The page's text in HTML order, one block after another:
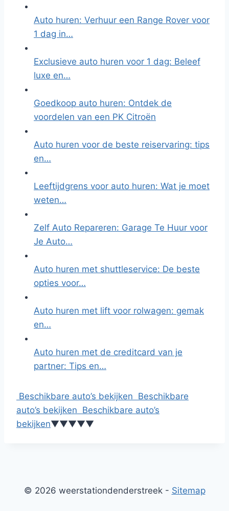
Auto huren: Verhuur een Range Rover voor
1 dag in…
Exclusieve auto huren voor 1 dag: Beleef
luxe en…
Goedkoop auto huren: Ontdek de
voordelen van een PK Citroën
Auto huren voor de beste reiservaring: tips
en…
Leeftijdgrens voor auto huren: Wat je moet
weten…
Zelf Auto Repareren: Garage Te Huur voor
Je Auto…
Auto huren met shuttleservice: De beste
opties voor…
Auto huren met lift voor rolwagen: gemak
en…
Auto huren met de creditcard van je
partner: Tips en…
Beschikbare auto’s bekijken Beschikbare
auto’s bekijken Beschikbare auto’s
bekijken▼▼▼▼▼
© 2026 weerstationdenderstreek - Sitemap